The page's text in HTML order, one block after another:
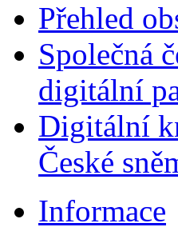
Přehled
Společná
digitální
Digitální
České
Informace